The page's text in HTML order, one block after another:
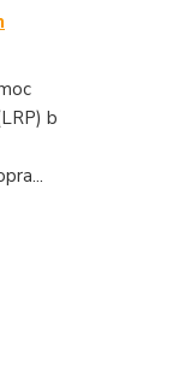
b